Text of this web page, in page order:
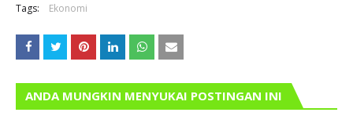
Tags: Ekonomi
ANDA MUNGKIN MENYUKAI POSTINGAN INI